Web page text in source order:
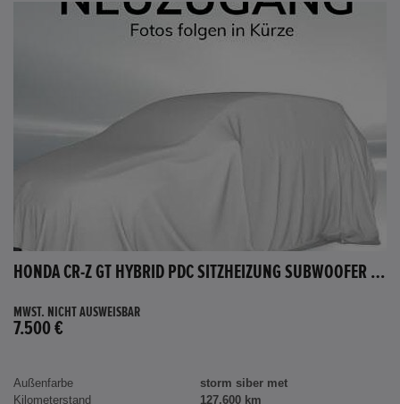
HONDA CR-Z GT HYBRID PDC SITZHEIZUNG SUBWOOFER BLUETOOTH
MWST. NICHT AUSWEISBAR
7.500 €
Außenfarbe
storm siber met
Kilometerstand
127.600 km